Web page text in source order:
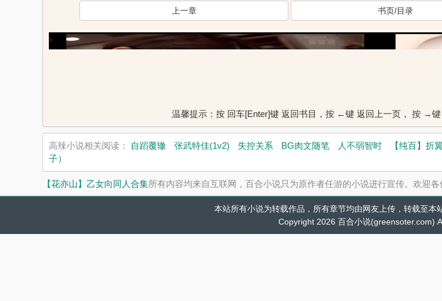
上一章 书页/目录
x
温馨提示：按 回车[Enter]键 返回书目，按 ←键 返回上一页， 按 →键
高辣小说相关阅读： 自蹈覆辙 张武特佳(1v2) 失控关系 BG肉文随笔 人不弱智时 【纯百】折
子）
【花亦山】乙女向同人合集所有内容均来自互联网，百合小说只为原作者任游的小说进行宣传。欢迎
本站所有小说为转载作品，所有章节均由网友上传，转载至本
Copyright 2026 百合小说(greensoter.com)